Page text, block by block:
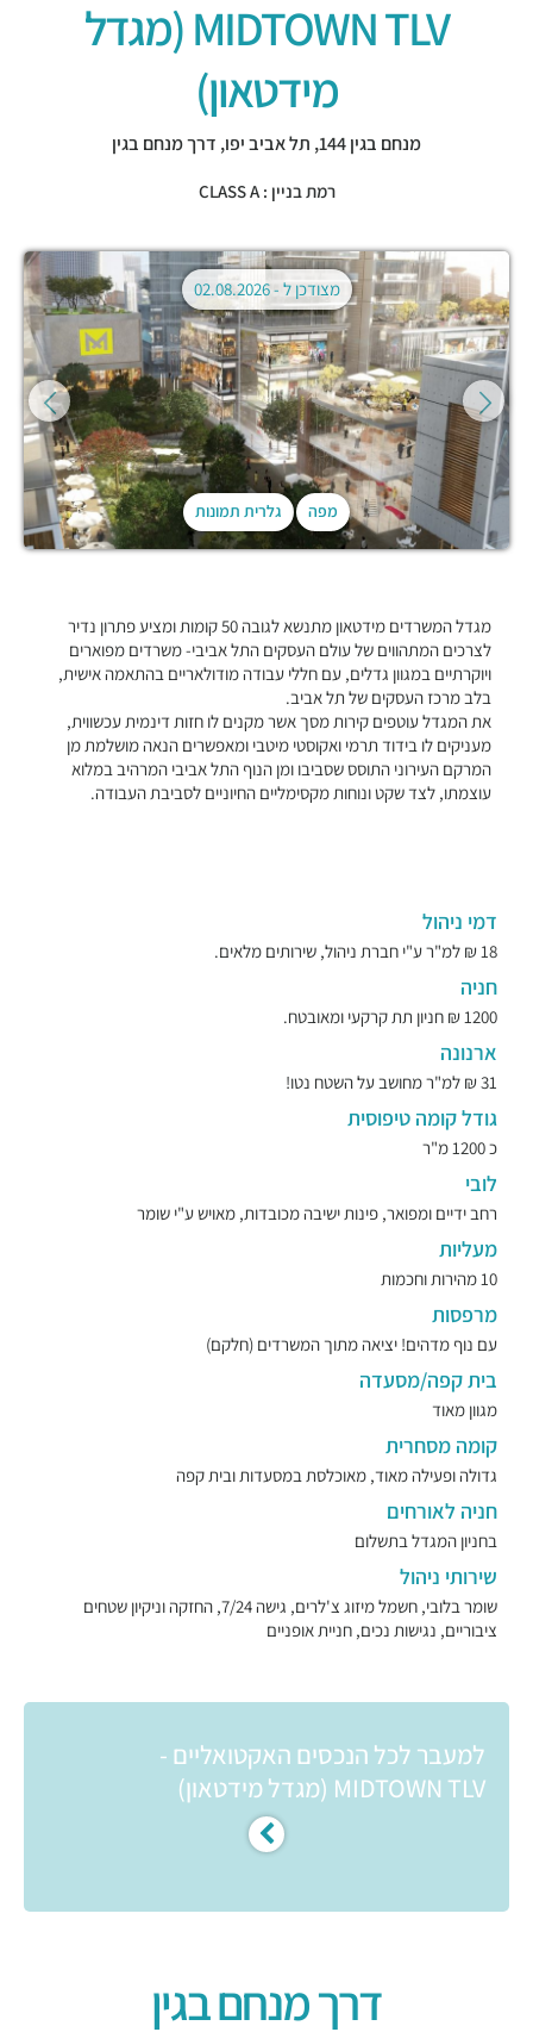
MIDTOWN TLV (מגדל
מידטאון)
מנחם בגין 144, תל אביב יפו, דרך מנחם בגין
רמת בניין : CLASS A
מפה גלרית תמונות
מצודכן ל -02.08.2026
מגדל המשרדים מידטאון מתנשא לגובה 50 קומות ומציע פתרון נדיר
לצרכים המתהווים של עולם העסקים התל אביבי- משרדים מפוארים
ויוקרתיים במגוון גדלים, עם חללי עבודה מודולאריים בהתאמה אישית,
בלב מרכז העסקים של תל אביב.
את המגדל עוטפים קירות מסך אשר מקנים לו חזות דינמית עכשווית,
מעניקים לו בידוד תרמי ואקוסטי מיטבי ומאפשרים הנאה מושלמת מן
המרקם העירוני התוסס שסביבו ומן הנוף התל אביבי המרהיב במלוא
עוצמתו, לצד שקט ונוחות מקסימליים החיוניים לסביבת העבודה.
דמי ניהול
18 ₪ למ"ר ע"י חברת ניהול, שירותים מלאים.
חניה
1200 ₪ חניון תת קרקעי ומאובטח.
ארנונה
31 ₪ למ"ר מחושב על השטח נטו!
גודל קומה טיפוסית
כ 1200 מ"ר
לובי
רחב ידיים ומפואר, פינות ישיבה מכובדות, מאויש ע"י שומר
מעליות
10 מהירות וחכמות
מרפסות
עם נוף מדהים! יציאה מתוך המשרדים (חלקם)
בית קפה/מסעדה
מגוון מאוד
קומה מסחרית
גדולה ופעילה מאוד, מאוכלסת במסעדות ובית קפה
חניה לאורחים
בחניון המגדל בתשלום
שירותי ניהול
שומר בלובי, חשמל מיזוג צ'לרים, גישה 7/24, החזקה וניקיון שטחים
ציבוריים, נגישות נכים, חניית אופניים
למעבר לכל הנכסים האקטואליים -
MIDTOWN TLV (מגדל מידטאון)
דרך מנחם בגין